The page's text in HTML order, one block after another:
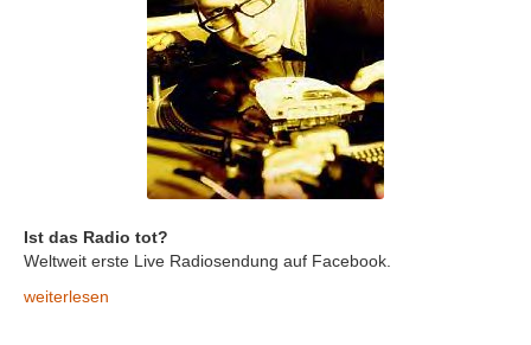
Ist das Radio tot?
Weltweit erste Live Radiosendung auf Facebook.
Ist das Radio tot?
weiterlesen